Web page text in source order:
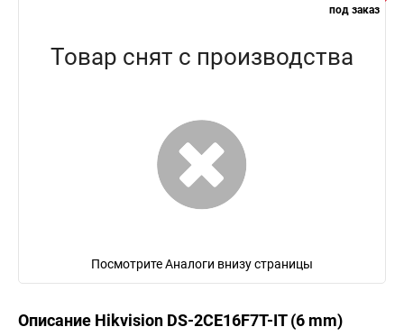
под заказ
Товар снят с производства
Посмотрите Аналоги внизу страницы
Описание Hikvision DS-2CE16F7T-IT (6 mm)